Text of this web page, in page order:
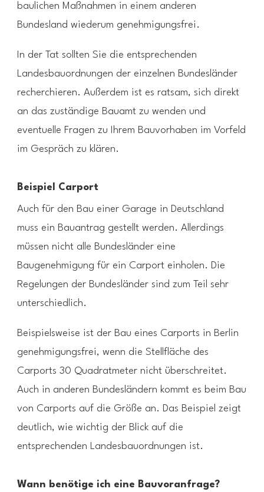
baulichen Maßnahmen in einem anderen
Bundesland wiederum genehmigungsfrei.
In der Tat sollten Sie die entsprechenden
Landesbauordnungen der einzelnen Bundesländer
recherchieren. Außerdem ist es ratsam, sich direkt
an das zuständige Bauamt zu wenden und
eventuelle Fragen zu Ihrem Bauvorhaben im Vorfeld
im Gespräch zu klären.
Beispiel Carport
Auch für den Bau einer Garage in Deutschland
muss ein Bauantrag gestellt werden. Allerdings
müssen nicht alle Bundesländer eine
Baugenehmigung für ein Carport einholen. Die
Regelungen der Bundesländer sind zum Teil sehr
unterschiedlich.
Beispielsweise ist der Bau eines Carports in Berlin
genehmigungsfrei, wenn die Stellfläche des
Carports 30 Quadratmeter nicht überschreitet.
Auch in anderen Bundesländern kommt es beim Bau
von Carports auf die Größe an. Das Beispiel zeigt
deutlich, wie wichtig der Blick auf die
entsprechenden Landesbauordnungen ist.
Wann benötige ich eine Bauvoranfrage?